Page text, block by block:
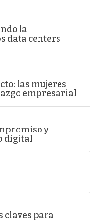
la
data centers
las mujeres
empresarial
y
digital
claves para